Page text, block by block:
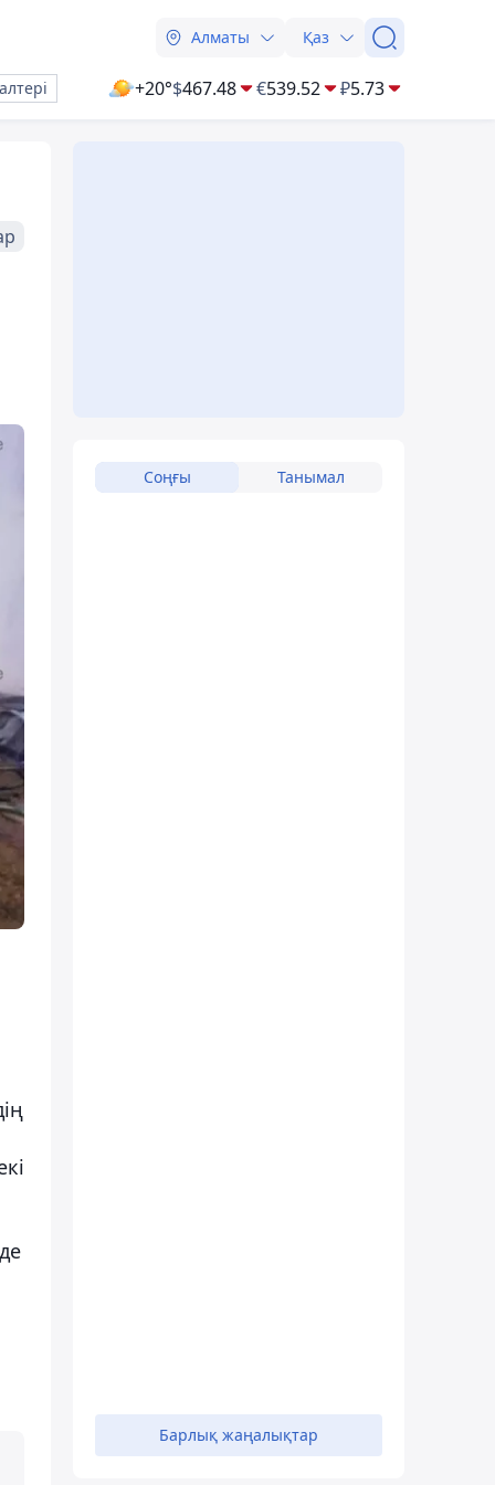
Алматы Қаз
+20°$467.48 €539.52 ₽5.73
Соңғы Танымал
Барлық жаңалықтар